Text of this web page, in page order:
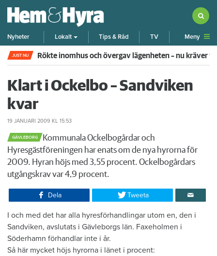
Nyheter Lokalt Tips & Råd TV Meny
JUST NU Rökte inomhus och övergav lägenheten – nu kräver
Klart i Ockelbo – Sandviken
kvar
19 JANUARI 2009 KL 15:53
GÄVLEBORG
​Kommunala Ockelbogårdar och
Hyresgästföreningen har enats om de nya hyrorna för
2009. Hyran höjs med 3,55 procent. Ockelbogårdars
utgångskrav var 4,9 procent.
Dela Tweeta
​I och med det har alla hyresförhandlingar utom en, den i
Sandviken, avslutats i Gävleborgs län. Faxeholmen i
Söderhamn förhandlar inte i år.
Så här mycket höjs hyrorna i länet i procent: